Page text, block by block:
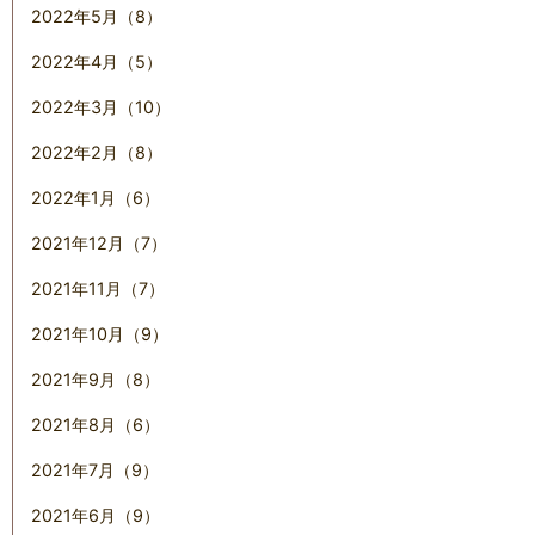
2022年5月（8）
2022年4月（5）
2022年3月（10）
2022年2月（8）
2022年1月（6）
2021年12月（7）
2021年11月（7）
2021年10月（9）
2021年9月（8）
2021年8月（6）
2021年7月（9）
2021年6月（9）